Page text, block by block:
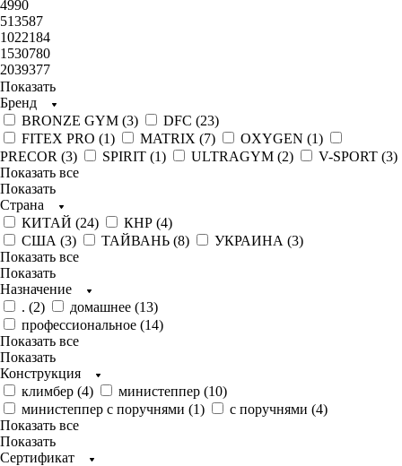
4990
513587
1022184
1530780
2039377
Показать
Бренд
BRONZE GYM (3) DFC (23)
FITEX PRO (1) MATRIX (7) OXYGEN (1)
PRECOR (3) SPIRIT (1) ULTRAGYM (2) V-SPORT (3)
Показать все
Показать
Страна
КИТАЙ (24) КНР (4)
США (3) ТАЙВАНЬ (8) УКРАИНА (3)
Показать все
Показать
Назначение
. (2) домашнее (13)
профессиональное (14)
Показать все
Показать
Конструкция
климбер (4) министеппер (10)
министеппер с поручнями (1) с поручнями (4)
Показать все
Показать
Сертификат